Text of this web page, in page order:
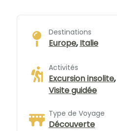
Destinations
Europe,Italie
Activités
Excursion insolite,
Visite guidée
Type de Voyage
Découverte